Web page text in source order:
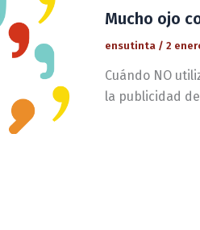
Mucho ojo
ensutinta / 2
Cuándo NO
la publicidad